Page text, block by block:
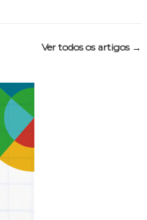
Ver todos os artigos →